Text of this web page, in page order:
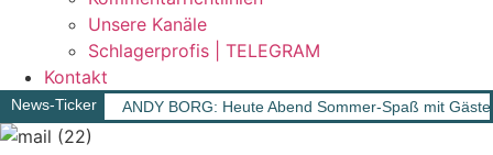
Unsere Kanäle
Schlagerprofis | TELEGRAM
Kontakt
News-Ticker ANDY BORG: Heute Abend Sommer-Spaß mit